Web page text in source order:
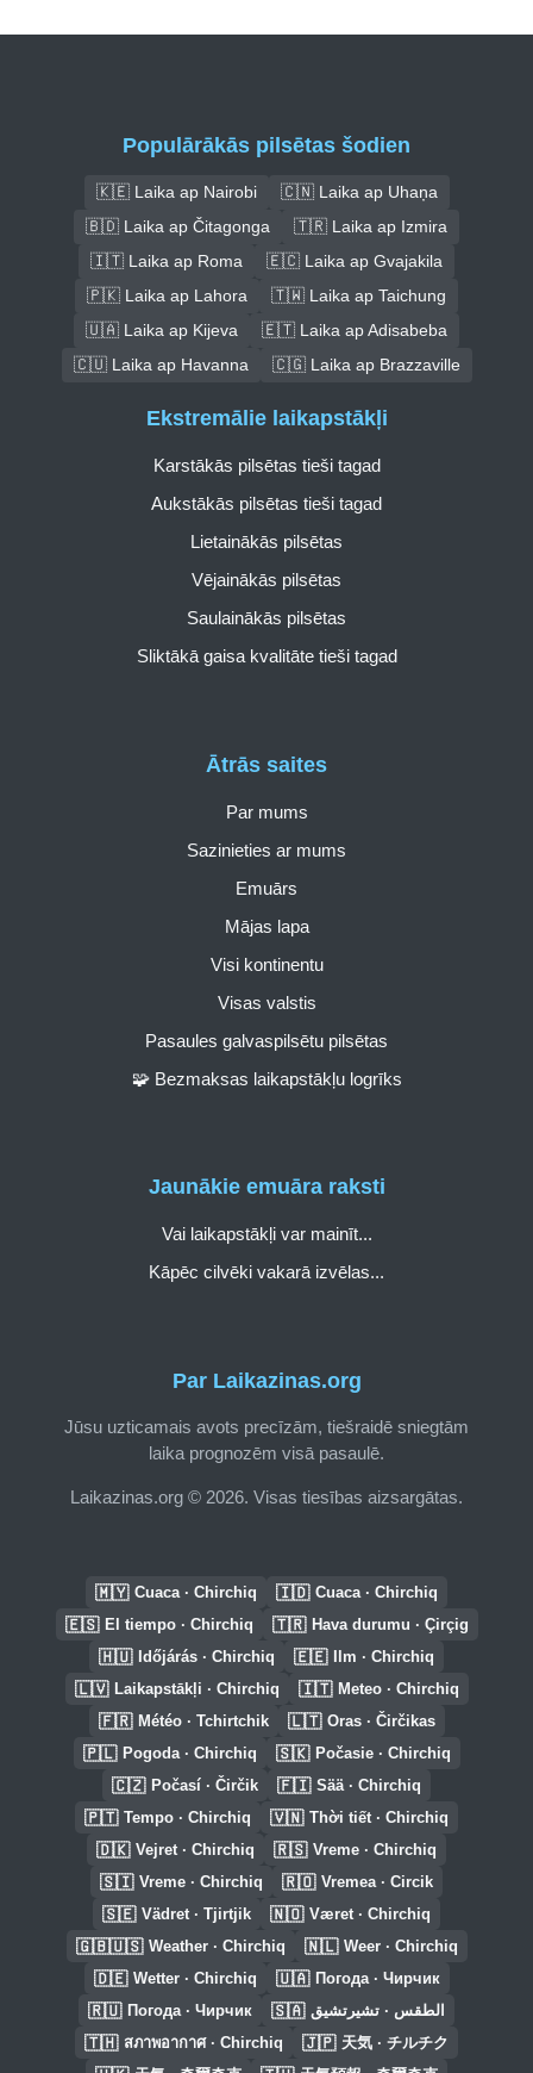
Populārākās pilsētas šodien
🇰🇪 Laika ap Nairobi
🇨🇳 Laika ap Uhaņa
🇧🇩 Laika ap Čitagonga
🇹🇷 Laika ap Izmira
🇮🇹 Laika ap Roma
🇪🇨 Laika ap Gvajakila
🇵🇰 Laika ap Lahora
🇹🇼 Laika ap Taichung
🇺🇦 Laika ap Kijeva
🇪🇹 Laika ap Adisabeba
🇨🇺 Laika ap Havanna
🇨🇬 Laika ap Brazzaville
Par Laikazinas.org
Jūsu uzticamais avots precīzām, tiešraidē sniegtām
laika prognozēm visā pasaulē.
Laikazinas.org © 2026. Visas tiesības aizsargātas.
Ātrās saites
Par mums
Sazinieties ar mums
Emuārs
Mājas lapa
Visi kontinentu
Visas valstis
Pasaules galvaspilsētu pilsētas
🧩 Bezmaksas laikapstākļu logrīks
Ekstremālie laikapstākļi
Karstākās pilsētas tieši tagad
Aukstākās pilsētas tieši tagad
Lietainākās pilsētas
Vējainākās pilsētas
Saulainākās pilsētas
Sliktākā gaisa kvalitāte tieši tagad
Jaunākie emuāra raksti
Vai laikapstākļi var mainīt...
Kāpēc cilvēki vakarā izvēlas...
🇲🇾 Cuaca · Chirchiq 🇮🇩 Cuaca · Chirchiq
🇪🇸 El tiempo · Chirchiq 🇹🇷 Hava durumu · Çirçig
🇭🇺 Időjárás · Chirchiq 🇪🇪 Ilm · Chirchiq
🇱🇻 Laikapstākļi · Chirchiq 🇮🇹 Meteo · Chirchiq
🇫🇷 Météo · Tchirtchik 🇱🇹 Oras · Čirčikas
🇵🇱 Pogoda · Chirchiq 🇸🇰 Počasie · Chirchiq
🇨🇿 Počasí · Čirčik 🇫🇮 Sää · Chirchiq
🇵🇹 Tempo · Chirchiq 🇻🇳 Thời tiết · Chirchiq
🇩🇰 Vejret · Chirchiq 🇷🇸 Vreme · Chirchiq
🇸🇮 Vreme · Chirchiq 🇷🇴 Vremea · Circik
🇸🇪 Vädret · Tjirtjik 🇳🇴 Været · Chirchiq
🇬🇧🇺🇸 Weather · Chirchiq 🇳🇱 Weer · Chirchiq
🇩🇪 Wetter · Chirchiq 🇺🇦 Погода · Чирчик
🇷🇺 Погода · Чирчик 🇸🇦 الطقس · تشيرتشيق
🇹🇭 สภาพอากาศ · Chirchiq 🇯🇵 天気 · チルチク